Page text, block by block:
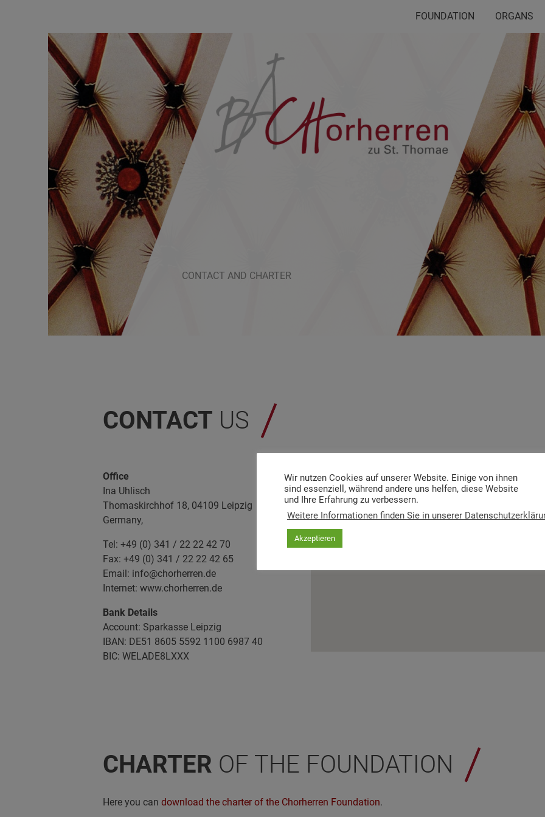
FOUNDATION ORGANS
CONTACT AND CHARTER
CONTACT US
Office
Ina Uhlisch
Thomaskirchhof 18, 04109 Leipzig
Germany,
Tel: +49 (0) 341 / 22 22 42 70
Fax: +49 (0) 341 / 22 22 42 65
Email: info@chorherren.de
Internet: www.chorherren.de
Bank Details
Account: Sparkasse Leipzig
IBAN: DE51 8605 5592 1100 6987 40
BIC: WELADE8LXXX
CHARTER OF THE FOUNDATION
Here you candownload the charter of the Chorherren Foundation.
Wir nutzen Cookies auf unserer Website. Einige von ihnen
sind essenziell, während andere uns helfen, diese Website
und Ihre Erfahrung zu verbessern.
Weitere Informationen finden Sie in unserer
Akzeptieren